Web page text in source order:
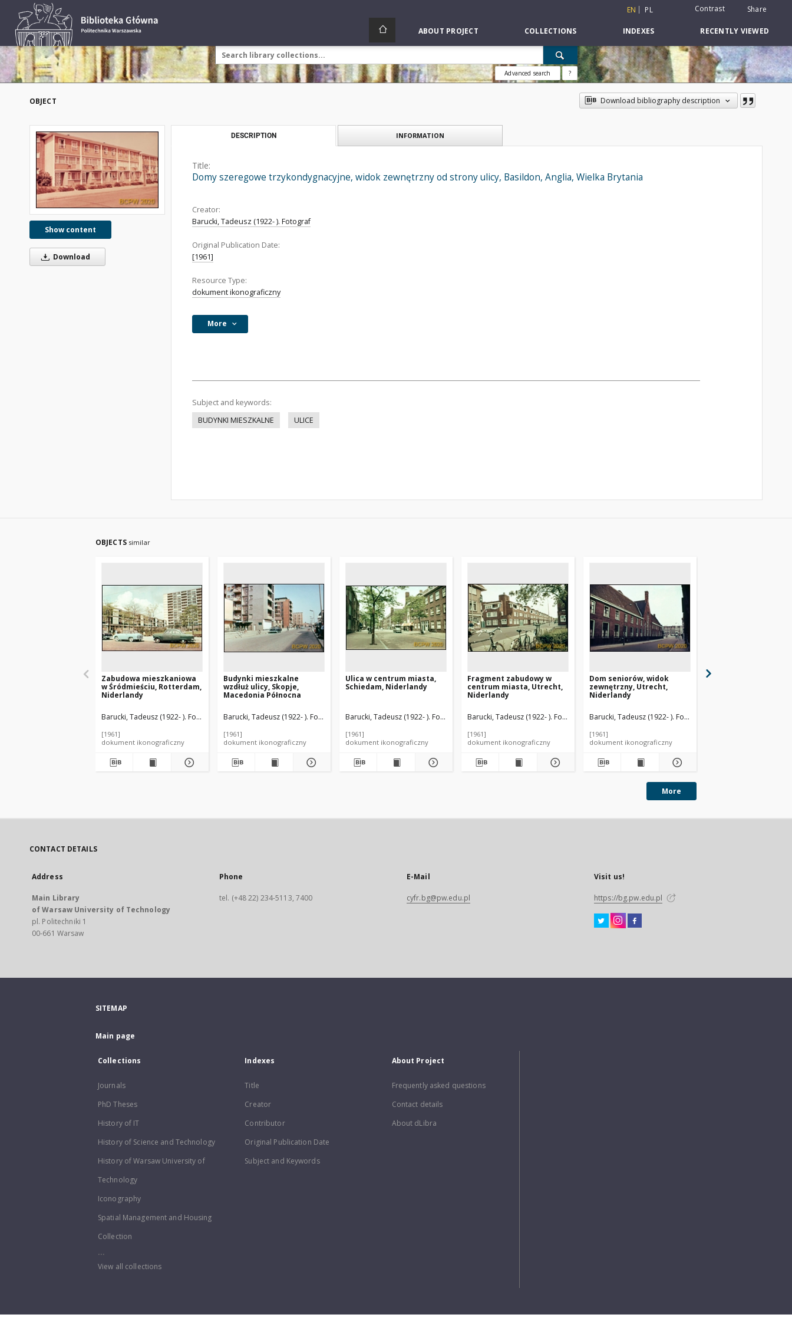
EN PL Contrast Share
ABOUT PROJECT COLLECTIONS INDEXES RECENTLY VIEWED
Advanced search ?
OBJECT Download bibliography description
Show content
Download
DESCRIPTION INFORMATION
Title:
Domy szeregowe trzykondygnacyjne, widok zewnętrzny od strony ulicy, Basildon, Anglia, Wielka Brytania
Creator:
Barucki, Tadeusz (1922- ). Fotograf
Original Publication Date:
[1961]
Resource Type:
dokument ikonograficzny
More
Subject and keywords:
BUDYNKI MIESZKALNE
ULICE
OBJECTS similar
Zabudowa mieszkaniowa
w Śródmieściu, Rotterdam,
Niderlandy
Barucki, Tadeusz (1922- ). Fotograf
[1961]
dokument ikonograficzny
Budynki mieszkalne
wzdłuż ulicy, Skopje,
Macedonia Północna
Barucki, Tadeusz (1922- ). Fotograf
[1961]
dokument ikonograficzny
Ulica w centrum miasta,
Schiedam, Niderlandy
Barucki, Tadeusz (1922- ). Fotograf
[1961]
dokument ikonograficzny
Fragment zabudowy w
centrum miasta, Utrecht,
Niderlandy
Barucki, Tadeusz (1922- ). Fotograf
[1961]
dokument ikonograficzny
Dom seniorów, widok
zewnętrzny, Utrecht,
Niderlandy
Barucki, Tadeusz (1922- ). Fotograf
[1961]
dokument ikonograficzny
More
CONTACT DETAILS
Address
Main Library
of Warsaw University of Technology
pl. Politechniki 1
00-661 Warsaw
Phone
tel. (+48 22) 234-5113, 7400
E-Mail
cyfr.bg@pw.edu.pl
Visit us!
https://bg.pw.edu.pl
SITEMAP
Main page
Collections
Journals
PhD Theses
History of IT
History of Science and Technology
History of Warsaw University of
Technology
Iconography
Spatial Management and Housing
Collection
...
View all collections
Indexes
Title
Creator
Contributor
Original Publication Date
Subject and Keywords
About Project
Frequently asked questions
Contact details
About dLibra